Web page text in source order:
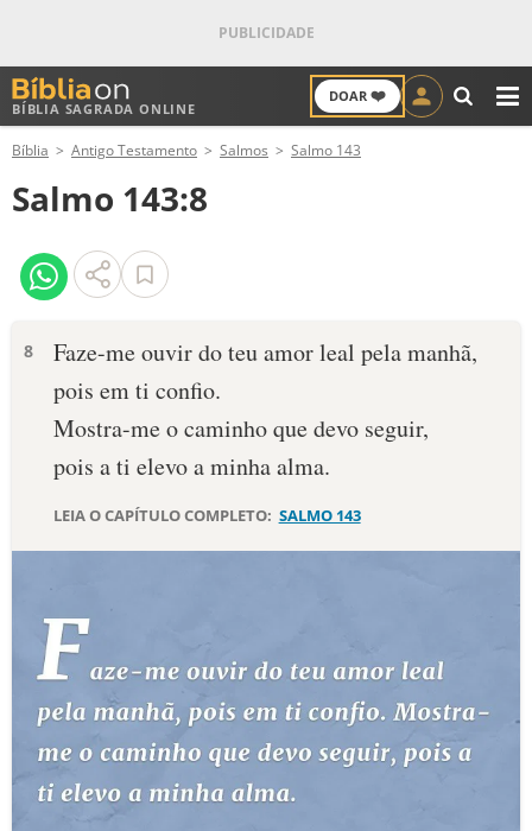
BÍBLIA SAGRADA ONLINE
DOAR ❤️
ANTIGO TESTAMENTO
NOVO TESTAMENTO
VERSÍCULOS
PALAVRA DO DIA
SALMO DO DIA
DEVOCIONAL DIÁRIO
ESTUDOS BÍBLICOS
ESBOÇOS DE PREGAÇÃO
TEMAS
PERGUNTE À BÍBLIA
Bíblia Antigo Testamento Salmos Salmo 143
Salmo 143:8
8
Faze-me ouvir do teu amor leal pela manhã,
pois em ti confio.
Mostra-me o caminho que devo seguir,
pois a ti elevo a minha alma.
LEIA O CAPÍTULO COMPLETO: SALMO 143